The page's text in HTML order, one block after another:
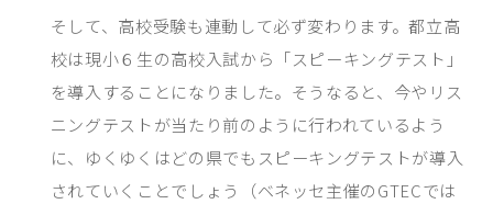
そして、高校受験も連動して必ず変わります。都立高
校は現小６生の高校入試から「スピーキングテスト」
を導入することになりました。そうなると、今やリス
ニングテストが当たり前のように行われているよう
に、ゆくゆくはどの県でもスピーキングテストが導入
されていくことでしょう（ベネッセ主催のGTECでは